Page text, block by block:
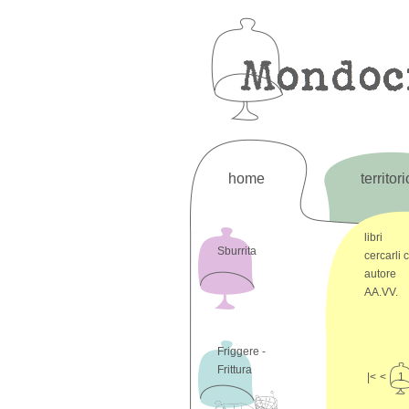
home
Sburrita
Friggere -
Frittura
libri
cercarli
autore
AA.VV.
|< < 1